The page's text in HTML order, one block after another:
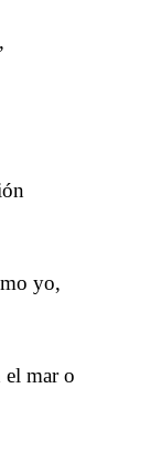
yo,
el mar o